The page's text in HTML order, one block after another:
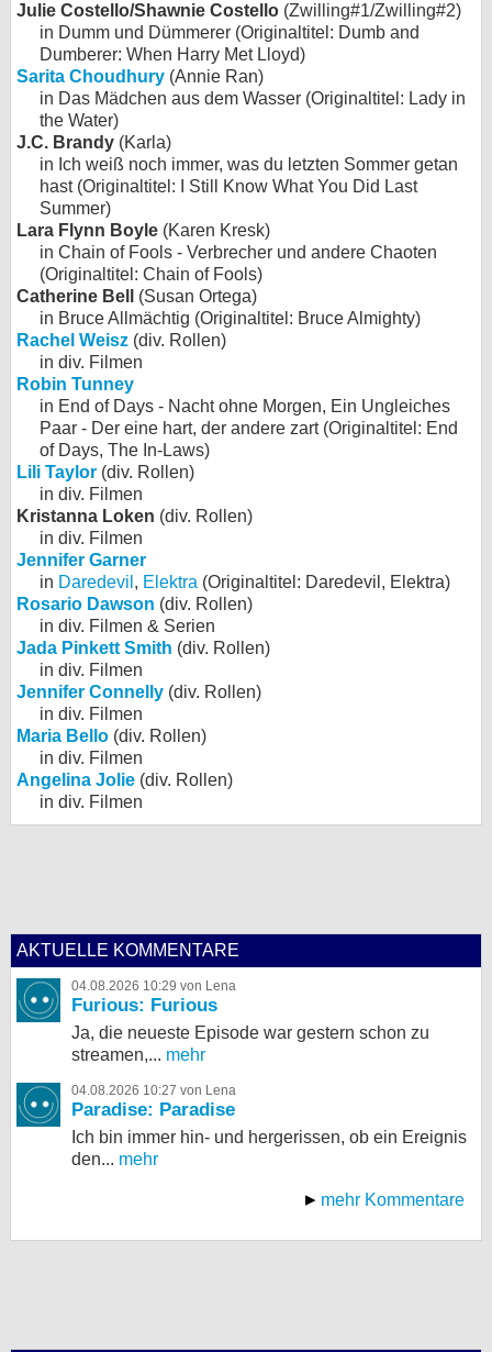
Julie Costello/Shawnie Costello (Zwilling#1/Zwilling#2)
in Dumm und Dümmerer (Originaltitel: Dumb and
Dumberer: When Harry Met Lloyd)
Sarita Choudhury (Annie Ran)
in Das Mädchen aus dem Wasser (Originaltitel: Lady in
the Water)
J.C. Brandy (Karla)
in Ich weiß noch immer, was du letzten Sommer getan
hast (Originaltitel: I Still Know What You Did Last
Summer)
Lara Flynn Boyle (Karen Kresk)
in Chain of Fools - Verbrecher und andere Chaoten
(Originaltitel: Chain of Fools)
Catherine Bell
(Susan Ortega)
in Bruce Allmächtig (Originaltitel: Bruce Almighty)
Rachel Weisz (div. Rollen)
in div. Filmen
Robin Tunney
in End of Days - Nacht ohne Morgen, Ein Ungleiches
Paar - Der eine hart, der andere zart (Originaltitel: End
of Days, The In-Laws)
Lili Taylor (div. Rollen)
in div. Filmen
Kristanna Loken (div. Rollen)
in div. Filmen
Jennifer Garner
in Daredevil , Elektra (Originaltitel: Daredevil, Elektra)
Rosario Dawson (div. Rollen)
in div. Filmen & Serien
Jada Pinkett Smith (div. Rollen)
in div. Filmen
Jennifer Connelly (div. Rollen)
in div. Filmen
Maria Bello (div. Rollen)
in div. Filmen
Angelina Jolie (div. Rollen)
in div. Filmen
AKTUELLE KOMMENTARE
04.08.2026 10:29 von Lena
Furious: Furious
Ja, die neueste Episode war gestern schon zu
streamen,... mehr
04.08.2026 10:27 von Lena
Paradise: Paradise
Ich bin immer hin- und hergerissen, ob ein Ereignis
den... mehr
mehr Kommentare